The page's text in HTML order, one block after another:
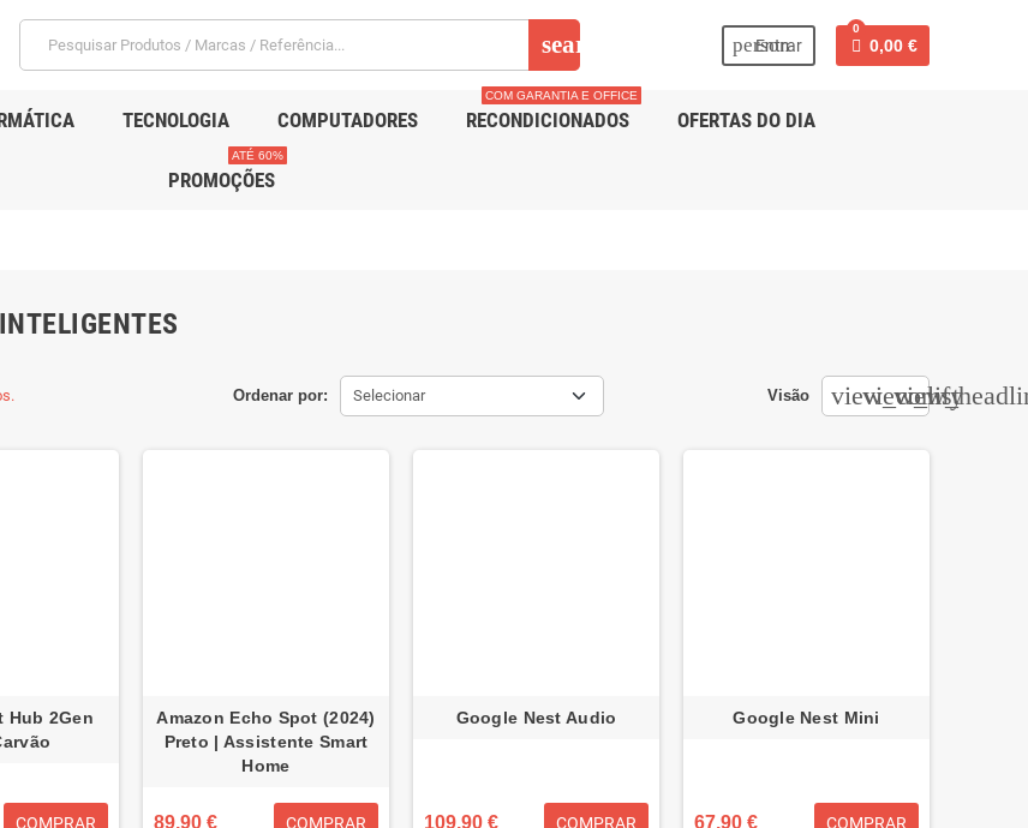
search person
Entrar
0
0,00 €
TECNOLOGIA COMPUTADORES RECONDICIONADOS
COM GARANTIA E OFFICE
OFERTAS DO DIA
PROMOÇÕES
ATÉ 60%
Ordenar por: Selecionar Visão view_comfy
view_list
Hub 2Gen
COMPRAR
Amazon Echo Spot (2024)
Preto | Assistente Smart
Home
89,90 € COMPRAR
Google Nest Audio
109,90 € COMPRAR
Google Nest Mini
67,90 € COMPRAR